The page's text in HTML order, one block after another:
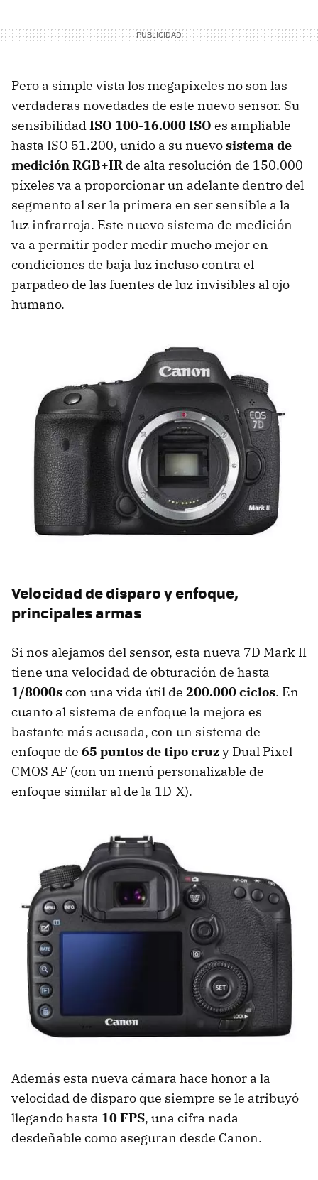
Pero a simple vista los megapixeles no son las
verdaderas novedades de este nuevo sensor. Su
sensibilidadISO 100-16.000 ISO es ampliable
hasta ISO 51.200, unido a su nuevosistema de
medición RGB+IR de alta resolución de 150.000
píxeles va a proporcionar un adelante dentro del
segmento al ser la primera en ser sensible a la
luz infrarroja. Este nuevo sistema de medición
va a permitir poder medir mucho mejor en
condiciones de baja luz incluso contra el
parpadeo de las fuentes de luz invisibles al ojo
humano.
Velocidad de disparo y enfoque,
principales armas
Si nos alejamos del sensor, esta nueva 7D Mark II
tiene una velocidad de obturación de hasta
1/8000scon una vida útil de 200.000 ciclos. En
cuanto al sistema de enfoque la mejora es
bastante más acusada, con un sistema de
enfoque de 65 puntos de tipo cruzy Dual Pixel
CMOS AF (con un menú personalizable de
enfoque similar al de la 1D-X).
Además esta nueva cámara hace honor a la
velocidad de disparo que siempre se le atribuyó
llegando hasta 10 FPS, una cifra nada
desdeñable como aseguran desde Canon.